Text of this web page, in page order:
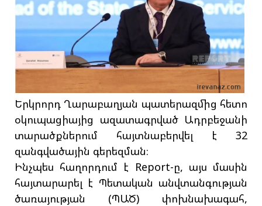
Երկրորդ Ղարաբաղյան պատերազմից հետո
օկուպացիայից ազատագրված Ադրբեջանի
տարածքներում հայտնաբերվել է 32
զանգվածային գերեզման։
Ինչպես հաղորդում է Report-ը, այս մասին
հայտարարել է Պետական անվտանգության
ծառայության (ՊԱԾ) փոխնախագահ,